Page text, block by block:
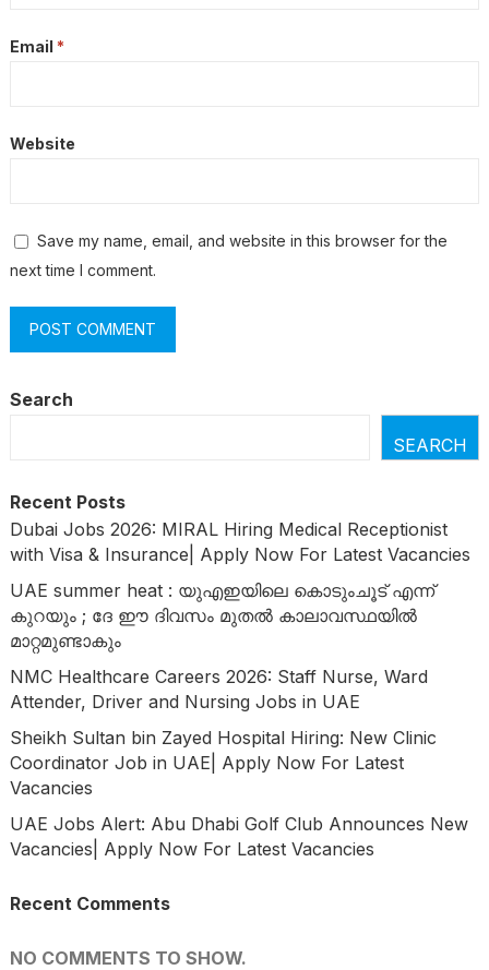
Email *
Website
Save my name, email, and website in this browser for the
next time I comment.
Search
SEARCH
Recent Posts
Dubai Jobs 2026: MIRAL Hiring Medical Receptionist
with Visa & Insurance| Apply Now For Latest Vacancies
UAE summer heat : യുഎഇയിലെ കൊടുംചൂട് എന്ന്
കുറയും ; ദേ ഈ ദിവസം മുതൽ കാലാവസ്ഥയിൽ
മാറ്റമുണ്ടാകും
NMC Healthcare Careers 2026: Staff Nurse, Ward
Attender, Driver and Nursing Jobs in UAE
Sheikh Sultan bin Zayed Hospital Hiring: New Clinic
Coordinator Job in UAE| Apply Now For Latest
Vacancies
UAE Jobs Alert: Abu Dhabi Golf Club Announces New
Vacancies| Apply Now For Latest Vacancies
Recent Comments
NO COMMENTS TO SHOW.